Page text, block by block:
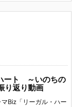
ート ～いのちの
り返り動画
Biz「リーガル・ハー